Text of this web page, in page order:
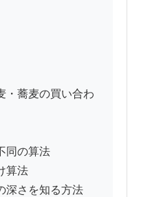
・蕎麦の買い合わ
同の算法
算法
深さを知る方法